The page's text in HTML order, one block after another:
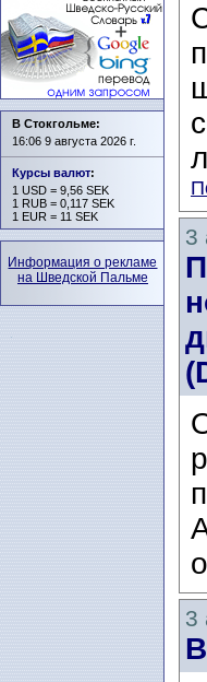
3
3
В Стокгольме:
16:06 9 августа 2026 г.
Курсы валют:
1 USD = 9,56 SEK
1 RUB = 0,117 SEK
1 EUR = 11 SEK
Информация о рекламе
на Шведской Пальме